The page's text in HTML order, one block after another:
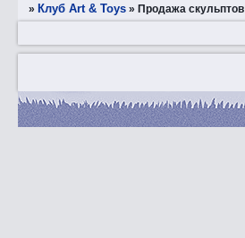
» Клуб Art & Toys »Продажа скульптов